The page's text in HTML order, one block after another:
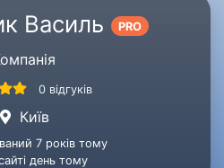
Василь PRO
0 відгуків
Київ
7 років тому
день тому